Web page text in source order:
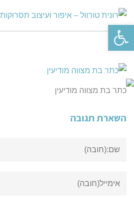
כתר בת מצווה מודיעין
השארת תגובה
פתח סרגל נגישות